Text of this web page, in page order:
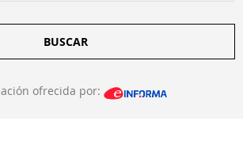
BUSCAR
ofrecida por: